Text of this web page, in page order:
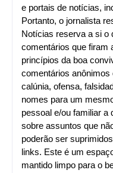
e portais de notícias,
Portanto, o jornalista
Notícias reserva a si o
comentários que firam
princípios da boa
comentários
calúnia, ofensa,
nomes para um
pessoal e/ou familiar a
sobre assuntos que
poderão ser
links. Este é um
mantido limpo para o